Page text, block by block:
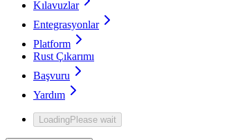
Kılavuzlar
Entegrasyonlar
Platform
Rust Çıkarımı
Başvuru
Yardım
LoadingPlease wait